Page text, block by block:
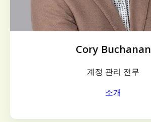
Cory Buchanan
계정 관리 전무
소개